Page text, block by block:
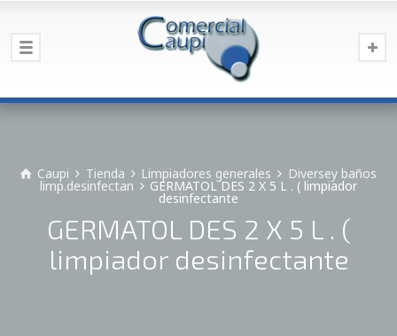
Caupi Tienda Limpiadores generales Diversey baños
limp.desinfectan GERMATOL DES 2 X 5 L . ( limpiador
desinfectante
GERMATOL DES 2 X 5 L . (
limpiador desinfectante